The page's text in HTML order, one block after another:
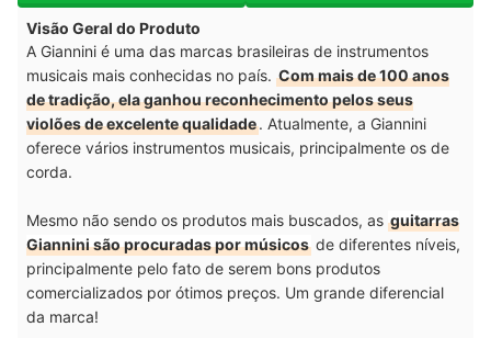
Visão Geral do Produto
A Giannini é uma das marcas brasileiras de instrumentos
musicais mais conhecidas no país. Com mais de 100 anos
de tradição, ela ganhou reconhecimento pelos seus
violões de excelente qualidade. Atualmente, a Giannini
oferece vários instrumentos musicais, principalmente os de
corda.
Mesmo não sendo os produtos mais buscados, as guitarras
Giannini são procuradas por músicos de diferentes níveis,
principalmente pelo fato de serem bons produtos
comercializados por ótimos preços. Um grande diferencial
da marca!